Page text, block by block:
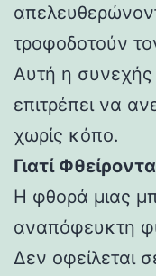
τροφοδοτούν
Αυτή η συνεχής
επιτρέπει να
χωρίς κόπο.
Γιατί
Η φθορά μιας
αναπόφευκτη
Δεν οφείλεται